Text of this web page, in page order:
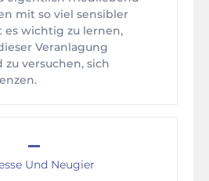
mit so viel sensibler
wichtig zu lernen,
Veranlagung
versuchen, sich
–
Und Neugier